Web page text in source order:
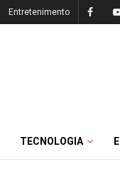
Entretenimento
TECNOLOGIA